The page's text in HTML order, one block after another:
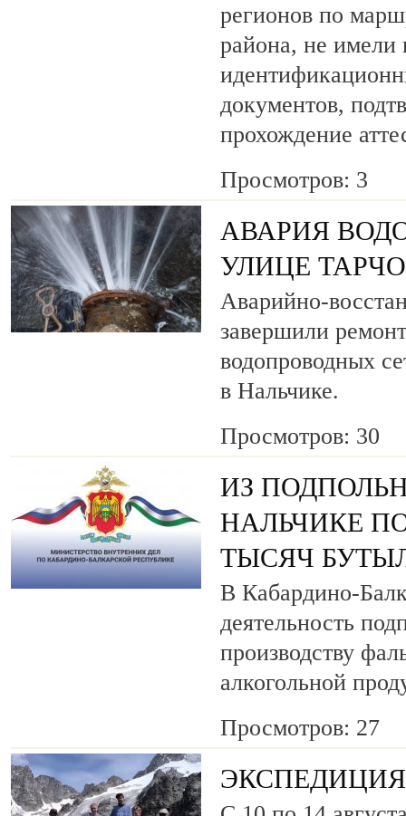
регионов по
района, не имели
документов,
прохождение
Просмотров: 3
АВАРИЯ
УЛИЦЕ
Аварийно-
завершили
водопроводных
в Нальчике.
Просмотров: 30
ИЗ
НАЛЬЧИКЕ
ТЫСЯЧ
В Кабардино-
деятельность
производству
алкогольной
Просмотров: 27